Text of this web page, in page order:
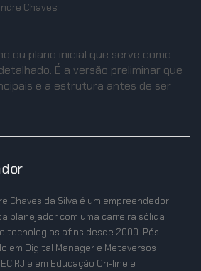
Chaves
ou plano inicial que serve como
É a versão preliminar que
e a estrutura antes de ser
Chaves da Silva é um empreendedor
planejador com uma carreira sólida
tecnologias afins desde 2000. Pós-
em Digital Manager e Metaversos
RJ e em Educação On-line e